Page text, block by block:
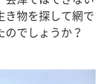
き物を探して網で
のでしょうか？